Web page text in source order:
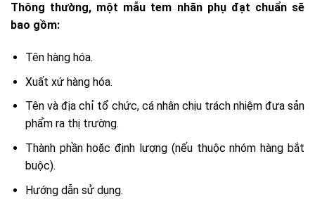
Thông thường, một mẫu tem nhãn phụ đạt chuẩn sẽ
bao gồm:
Tên hàng hóa.
Xuất xứ hàng hóa.
Tên và địa chỉ tổ chức, cá nhân chịu trách nhiệm đưa sản
phẩm ra thị trường.
Thành phần hoặc định lượng (nếu thuộc nhóm hàng bắt
buộc).
Hướng dẫn sử dụng.